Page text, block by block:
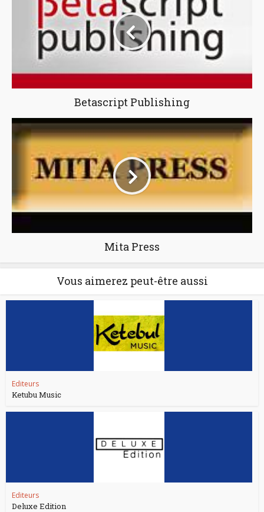
Betascript Publishing
Mita Press
Vous aimerez peut-être aussi
Editeurs
Ketubu Music
Editeurs
Deluxe Edition